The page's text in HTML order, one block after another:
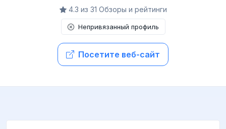
4.3 из 31 Обзоры и рейтинги
Непривязанный профиль
Посетите веб-сайт